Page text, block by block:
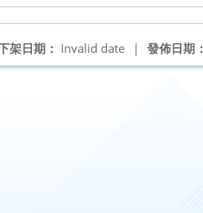
發佈日期：
架日期： Invalid date |